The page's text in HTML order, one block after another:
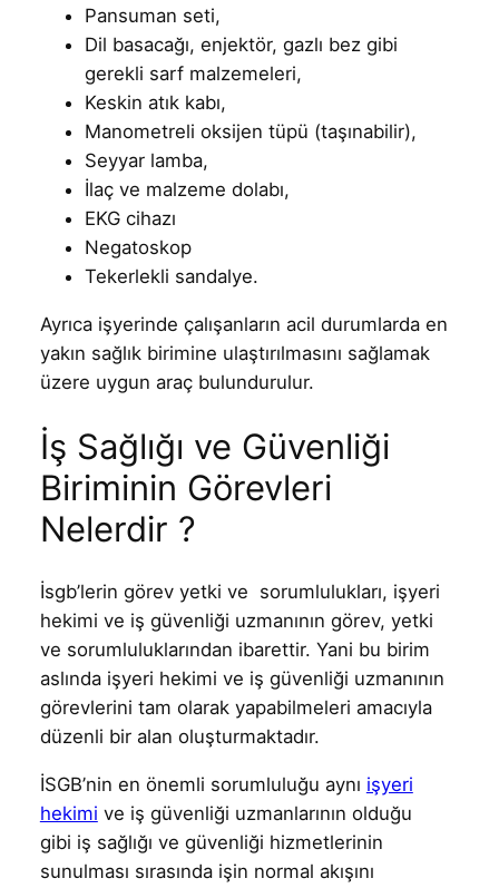
Pansuman seti,
Dil basacağı, enjektör, gazlı bez gibi
gerekli sarf malzemeleri,
Keskin atık kabı,
Manometreli oksijen tüpü (taşınabilir),
Seyyar lamba,
İlaç ve malzeme dolabı,
EKG cihazı
Negatoskop
Tekerlekli sandalye.
Ayrıca işyerinde çalışanların acil durumlarda en
yakın sağlık birimine ulaştırılmasını sağlamak
üzere uygun araç bulundurulur.
İş Sağlığı ve Güvenliği
Biriminin Görevleri
Nelerdir ?
İsgb’lerin görev yetki ve sorumlulukları, işyeri
hekimi ve iş güvenliği uzmanının görev, yetki
ve sorumluluklarından ibarettir. Yani bu birim
aslında işyeri hekimi ve iş güvenliği uzmanının
görevlerini tam olarak yapabilmeleri amacıyla
düzenli bir alan oluşturmaktadır.
İSGB’nin en önemli sorumluluğu aynı işyeri
hekimi ve iş güvenliği uzmanlarının olduğu
gibi iş sağlığı ve güvenliği hizmetlerinin
sunulması sırasında işin normal akışını